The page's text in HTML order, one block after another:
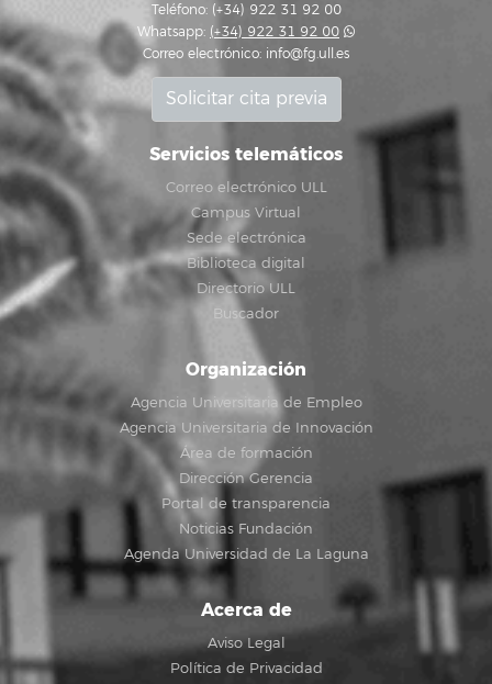
Teléfono: (+34) 922 31 92 00
Whatsapp: (+34) 922 31 92 00
Correo electrónico: info@fg.ull.es
Solicitar cita previa
Servicios telemáticos
Correo electrónico ULL
Campus Virtual
Sede electrónica
Biblioteca digital
Directorio ULL
Buscador
Organización
Agencia Universitaria de Empleo
Agencia Universitaria de Innovación
Área de formación
Dirección Gerencia
Portal de transparencia
Noticias Fundación
Agenda Universidad de La Laguna
Acerca de
Aviso Legal
Política de Privacidad